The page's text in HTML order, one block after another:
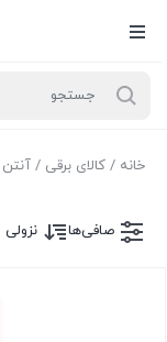
خانه / کالای برقی / آنتن
صافی‌ها نزولی